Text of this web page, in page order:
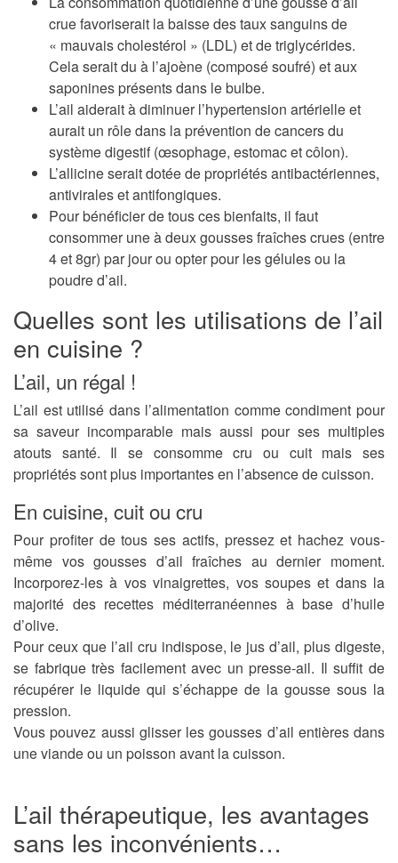
crue favoriserait la baisse des taux sanguins de
« mauvais cholestérol » (LDL) et detriglycérides.
Cela serait du à l’ajoène (composé soufré) et aux
saponines présents dans le bulbe.
L’ail aiderait àdiminuer l’hypertension artérielleet
aurait un rôle dans laprévention de cancers du
système digestif(œsophage, estomac et côlon).
L’allicine serait dotée depropriétés antibactériennes,
antivirales et antifongiques.
Pour bénéficier de tous ces bienfaits, il faut
consommer une à deux gousses fraîches crues (entre
4 et 8gr) par jour ou opter pour les gélules ou la
poudre d’ail.
Quelles sont les utilisations de l’ail
en cuisine ?
L’ail, un régal !
L’ail est utilisé dans l’alimentation comme condiment pour
sa saveur incomparable mais aussi pour ses multiples
atouts santé. Il se consomme cru ou cuit mais ses
propriétés sont plus importantes en l’absence de cuisson.
En cuisine, cuit ou cru
Pour profiter de tous ses actifs, pressez et hachez vous-
même vos gousses d’ail fraîches au dernier moment.
Incorporez-les à vos vinaigrettes, vos soupes et dans la
majorité des recettes méditerranéennes à base d’huile
d’olive.
Pour ceux que l’ail cru indispose, le jus d’ail, plus digeste,
se fabrique très facilement avec un presse-ail. Il suffit de
récupérer le liquide qui s’échappe de la gousse sous la
pression.
Vous pouvez aussi glisser les gousses d’ail entières dans
une viande ou un poisson avant la cuisson.
L’ail thérapeutique, les avantages
sans les inconvénients…